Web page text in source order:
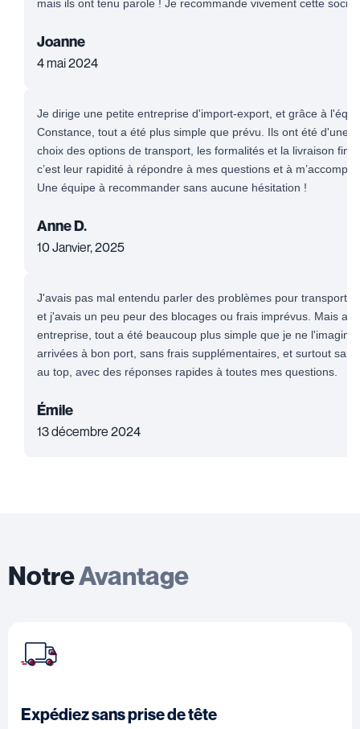
mais ils ont tenu parole ! Je recommande vivement cette
Joanne
4 mai 2024
Je dirige une petite entreprise d'import-export, et grâce à
Constance, tout a été plus simple que prévu. Ils ont été d'une
choix des options de transport, les formalités et la livraison
c’est leur rapidité à répondre à mes questions et à
Une équipe à recommander sans aucune hésitation !
Anne D.
10 Janvier, 2025
J'avais pas mal entendu parler des problèmes pour
et j'avais un peu peur des blocages ou frais imprévus. Mais
entreprise, tout a été beaucoup plus simple que je ne
arrivées à bon port, sans frais supplémentaires, et surtout
au top, avec des réponses rapides à toutes mes questions.
Émile
13 décembre 2024
NotreAvantage
Expédiez sans prise de tête